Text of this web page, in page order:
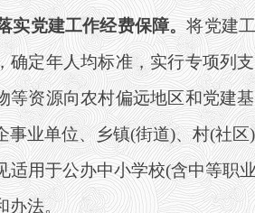
实党建工作经费保障。将党建
确定年人均标准，实行专项列
等资源向农村偏远地区和党建
事业单位、乡镇(街道)、村(社
用于公办中小学校(含中等职
办法。